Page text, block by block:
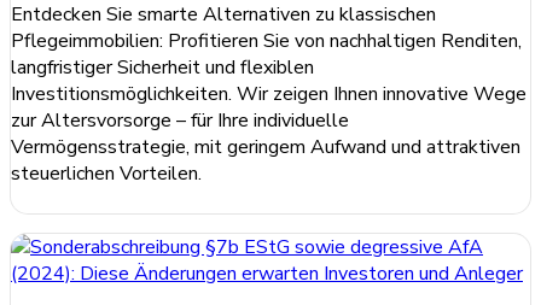
Entdecken Sie smarte Alternativen zu klassischen
Pflegeimmobilien: Profitieren Sie von nachhaltigen Renditen,
langfristiger Sicherheit und flexiblen
Investitionsmöglichkeiten. Wir zeigen Ihnen innovative Wege
zur Altersvorsorge – für Ihre individuelle
Vermögensstrategie, mit geringem Aufwand und attraktiven
steuerlichen Vorteilen.
weiterlesen ...